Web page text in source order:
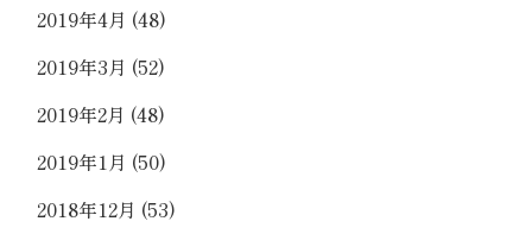
2019年4月 (48)
2019年3月 (52)
2019年2月 (48)
2019年1月 (50)
2018年12月 (53)